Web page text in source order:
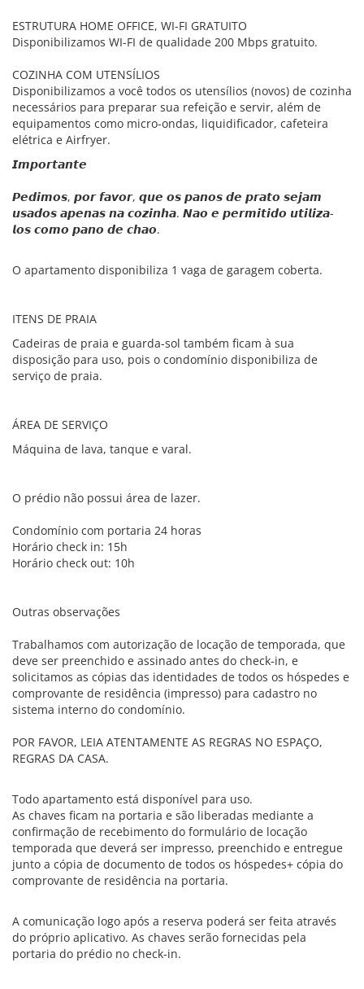
ESTRUTURA HOME OFFICE, WI-FI GRATUITO
Disponibilizamos WI-FI de qualidade 200 Mbps gratuito.
COZINHA COM UTENSÍLIOS
Disponibilizamos a você todos os utensílios (novos) de cozinha
necessários para preparar sua refeição e servir, além de
equipamentos como micro-ondas, liquidificador, cafeteira
elétrica e Airfryer.
𝙄𝙢𝙥𝙤𝙧𝙩𝙖𝙣𝙩𝙚
𝙋𝙚𝙙𝙞𝙢𝙤𝙨, 𝙥𝙤𝙧 𝙛𝙖𝙫𝙤𝙧, 𝙦𝙪𝙚 𝙤𝙨 𝙥𝙖𝙣𝙤𝙨 𝙙𝙚 𝙥𝙧𝙖𝙩𝙤 𝙨𝙚𝙟𝙖𝙢
𝙪𝙨𝙖𝙙𝙤𝙨 𝙖𝙥𝙚𝙣𝙖𝙨 𝙣𝙖 𝙘𝙤𝙯𝙞𝙣𝙝𝙖. 𝙉𝙖𝙤 𝙚 𝙥𝙚𝙧𝙢𝙞𝙩𝙞𝙙𝙤 𝙪𝙩𝙞𝙡𝙞𝙯𝙖-
𝙡𝙤𝙨 𝙘𝙤𝙢𝙤 𝙥𝙖𝙣𝙤 𝙙𝙚 𝙘𝙝𝙖𝙤.
O apartamento disponibiliza 1 vaga de garagem coberta.
ITENS DE PRAIA
Cadeiras de praia e guarda-sol também ficam à sua
disposição para uso, pois o condomínio disponibiliza de
serviço de praia.
ÁREA DE SERVIÇO
Máquina de lava, tanque e varal.
O prédio não possui área de lazer.
Condomínio com portaria 24 horas
Horário check in: 15h
Horário check out: 10h
Outras observações
Trabalhamos com autorização de locação de temporada, que
deve ser preenchido e assinado antes do check-in, e
solicitamos as cópias das identidades de todos os hóspedes e
comprovante de residência (impresso) para cadastro no
sistema interno do condomínio.
POR FAVOR, LEIA ATENTAMENTE AS REGRAS NO ESPAÇO,
REGRAS DA CASA.
Todo apartamento está disponível para uso.
As chaves ficam na portaria e são liberadas mediante a
confirmação de recebimento do formulário de locação
temporada que deverá ser impresso, preenchido e entregue
junto a cópia de documento de todos os hóspedes+ cópia do
comprovante de residência na portaria.
A comunicação logo após a reserva poderá ser feita através
do próprio aplicativo. As chaves serão fornecidas pela
portaria do prédio no check-in.